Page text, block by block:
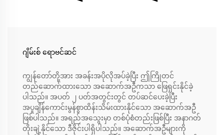
ဂျိမ်းစ် ရောဗင်ဆင်
ကျွန်တော်တို့အား အခန်းအပိုလိုအပ်ခဲ့ပြီး ဤကြိုတင်
တည်ဆောက်ထားသော အဆောက်အဦကသာ ဖြေရှင်းနိုင်ခဲ့
ပါသည်။ အပတ် ၂ ပတ်အတွင်းတွင် တပ်ဆင်ပေးခဲ့ပြီး
အပူချိန်ကောင်းမွန်စွာထိန်းသိမ်းထားနိုင်သော အဆောက်အဦ
ဖြစ်ပါသည်။ အရည်အသွေးမှာ တစ်ပုံစံတည်းဖြစ်ပြီး အနာဂတ်
တိုးချဲ့နိုင်သော ဒီဇိုင်းပါရှိပါသည်။ အဆောက်အဦများကို